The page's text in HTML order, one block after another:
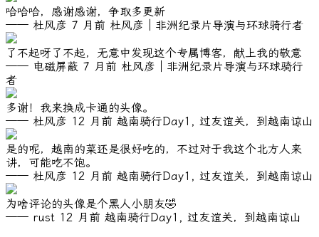
哈哈哈，感谢感谢，争取多更新
—— 杜风彦 7 月前 杜风彦｜非洲纪录片导演与环球骑行者
了不起呀了不起，无意中发现这个专属博客，献上我的敬意
—— 电磁屏蔽 7 月前 杜风彦｜非洲纪录片导演与环球骑行
者
多谢！我来换成卡通的头像。
—— 杜风彦 12 月前 越南骑行Day1, 过友谊关，到越南谅山
是的呢，越南的菜还是很好吃的，不过对于我这个北方人来
讲，可能吃不饱。
—— 杜风彦 12 月前 越南骑行Day1, 过友谊关，到越南谅山
为啥评论的头像是个黑人小朋友🤣
—— rust 12 月前 越南骑行Day1, 过友谊关，到越南谅山